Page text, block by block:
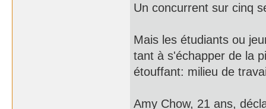
Un concurrent sur cinq
Mais les étudiants ou
tant à s'échapper de la
étouffant: milieu de
Amy Chow, 21 ans,